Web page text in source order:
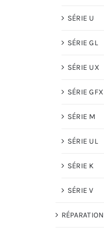
SÉRIE U
SÉRIE GL
SÉRIE UX
SÉRIE GFX
SÉRIE M
SÉRIE UL
SÉRIE K
SÉRIE V